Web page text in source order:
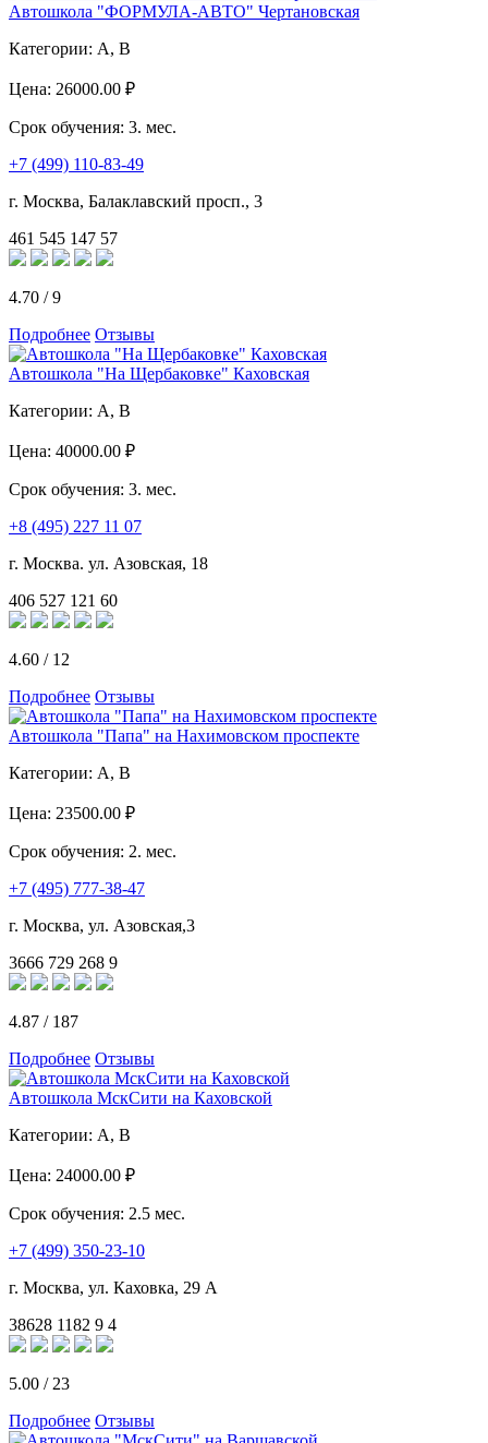
Автошкола "ФОРМУЛА-АВТО" Чертановская
Категории: A, B
Цена: 26000.00 ₽
Срок обучения: 3. мес.
+7 (499) 110-83-49
г. Москва, Балаклавский просп., 3
461 545 147 57
4.70 /9
Подробнее Отзывы
Автошкола "На Щербаковке" Каховская
Категории: A, B
Цена: 40000.00 ₽
Срок обучения: 3. мес.
+8 (495) 227 11 07
г. Москва. ул. Азовская, 18
406 527 121 60
4.60 / 12
Подробнее Отзывы
Автошкола "Папа" на Нахимовском проспекте
Категории: A, B
Цена: 23500.00 ₽
Срок обучения: 2. мес.
+7 (495) 777-38-47
г. Москва, ул. Азовская,3
3666 729 268 9
4.87 / 187
Подробнее Отзывы
Автошкола МскСити на Каховской
Категории: A, B
Цена: 24000.00 ₽
Срок обучения: 2.5 мес.
+7 (499) 350-23-10
г. Москва, ул. Каховка, 29 А
38628 1182 9 4
5.00 / 23
Подробнее Отзывы